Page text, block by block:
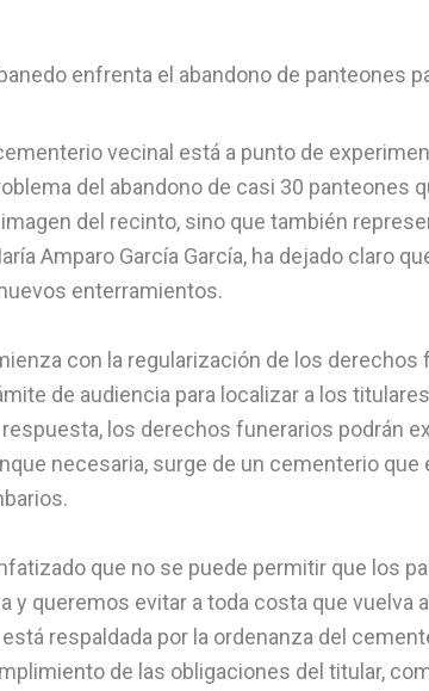
vecinal está a punto de
del abandono de casi 30 panteones
del recinto, sino que también
Amparo García García, ha dejado claro
enterramientos.
con la regularización de los derechos
de audiencia para localizar a los
los derechos funerarios podrán
necesaria, surge de un cementerio
que no se puede permitir que los
y queremos evitar a toda costa que vuelva
respaldada por la ordenanza del
de las obligaciones del titular,